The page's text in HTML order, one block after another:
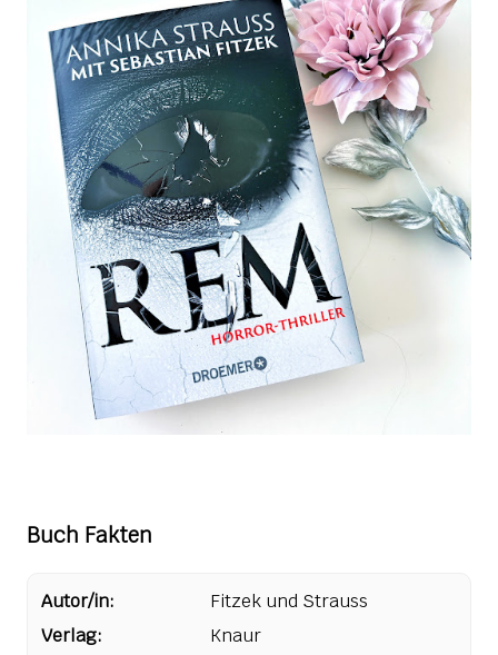
Buch Fakten
Autor/in:
Fitzek und Strauss
Verlag:
Knaur